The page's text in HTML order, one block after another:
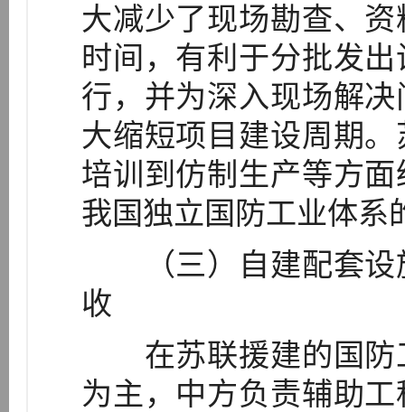
大减少了现场勘查、
时间，有利于分批发
行，并为深入现场解
大缩短项目建设周期
培训到仿制生产等方
我国独立国防工业体系
（三）自建配套设
收
在苏联援建的国防
为主，中方负责辅助